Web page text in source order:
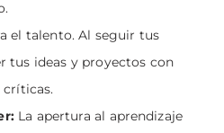
el talento. Al seguir tus
tus ideas y proyectos con
La apertura al aprendizaje